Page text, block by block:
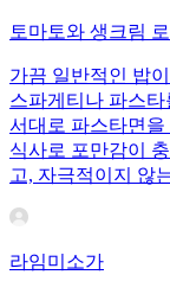
토마토와 생크림 로
가끔 일반적인 밥
스파게티나 파스
서대로 파스타면을
식사로 포만감이
고, 자극적이지 않
라임미소가